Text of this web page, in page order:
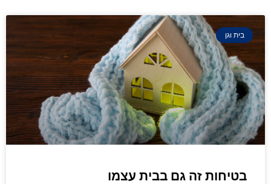
בית וגן
בטיחות זה גם בבית עצמו